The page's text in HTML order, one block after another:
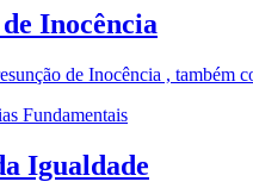
Inocência
de Inocência , também
Fundamentais
Igualdade